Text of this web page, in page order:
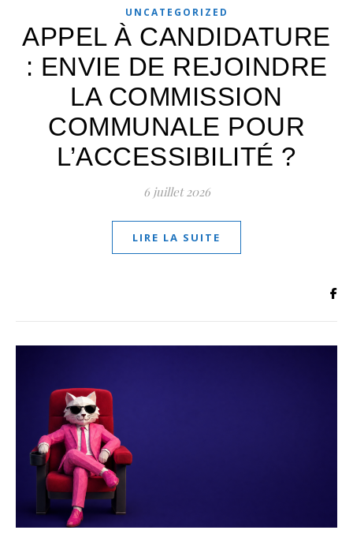
UNCATEGORIZED
APPEL À CANDIDATURE
: ENVIE DE REJOINDRE
LA COMMISSION
COMMUNALE POUR
L’ACCESSIBILITÉ ?
6 juillet 2026
LIRE LA SUITE